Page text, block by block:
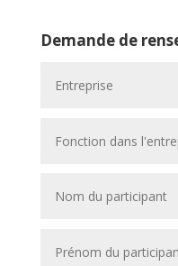
Demande de